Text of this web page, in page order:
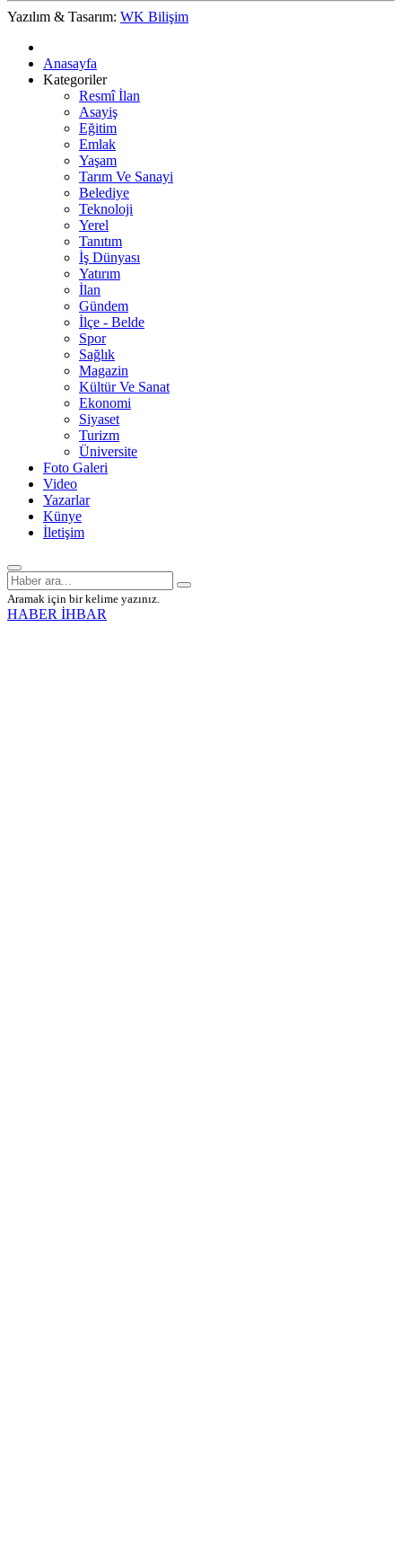
Yazılım & Tasarım: WK Bilişim
Anasayfa
Kategoriler
Resmî İlan
Asayiş
Eğitim
Emlak
Yaşam
Tarım Ve Sanayi
Belediye
Teknoloji
Yerel
Tanıtım
İş Dünyası
Yatırım
İlan
Gündem
İlçe - Belde
Spor
Sağlık
Magazin
Kültür Ve Sanat
Ekonomi
Siyaset
Turizm
Üniversite
Foto Galeri
Video
Yazarlar
Künye
İletişim
Aramak için bir kelime yazınız.
HABER İHBAR